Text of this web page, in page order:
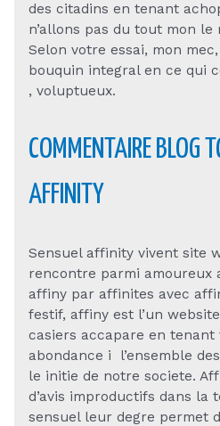
des citadins en tenant
n’allons pas du tout mon
Selon votre essai, mon
bouquin integral en ce qui
, voluptueux.
COMMENTAIRE BLOG
AFFINITY
Sensuel affinity vivent site
rencontre parmi amoureux
affiny par affinites avec
festif, affiny est l’un
casiers accapare en
abondance i l’ensemble
le initie de notre societe.
d’avis improductifs dans la
sensuel leur degre permet